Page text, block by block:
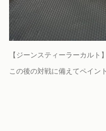
【ジーンスティーラーカルト
この後の対戦に備えてペイン